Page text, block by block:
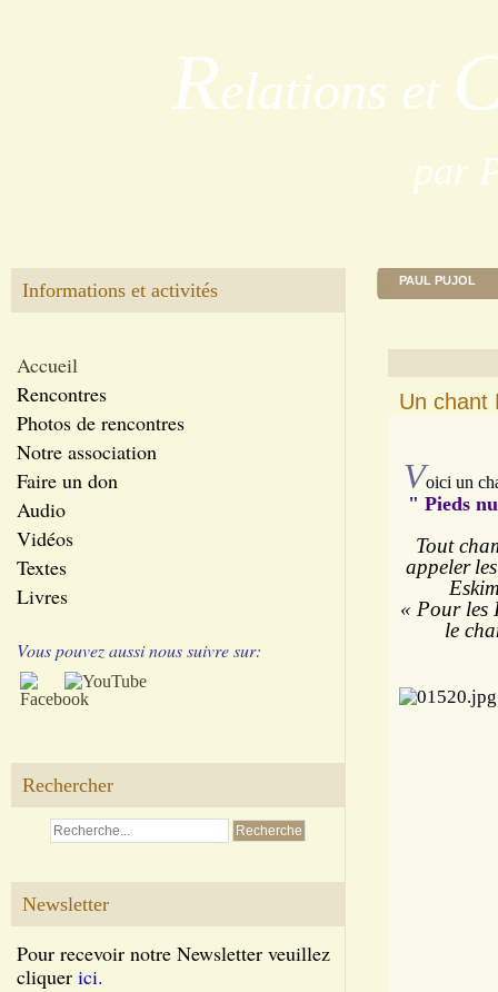
Relations et
par
Informations et activités
Accueil
Rencontres
Photos de rencontres
Notre association
Faire un don
Audio
Vidéos
Textes
Livres
Vous pouvez aussi nous suivre sur:
Rechercher
Newsletter
Pour recevoir notre Newsletter veuillez
cliquer ici.
PAUL PUJOL
Un chant
Voici un
" Pieds
Tout
appeler
« Pour les
le